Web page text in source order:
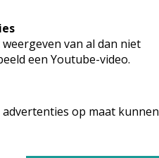
plaats. Via de
van al dan niet
een Youtube-video.
op maat kunnen